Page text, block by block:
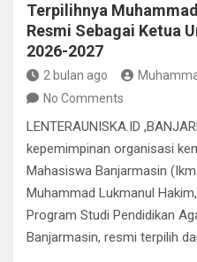
Terpilihnya
Resmi Sebagai Ketua
2026-2027
2 bulan ago
No Comments
LENTERAUNISKA.ID
kepemimpinan organisasi
Mahasiswa Banjarmasin
Muhammad Lukmanul
Program Studi Pendidikan
Banjarmasin, resmi terpilih